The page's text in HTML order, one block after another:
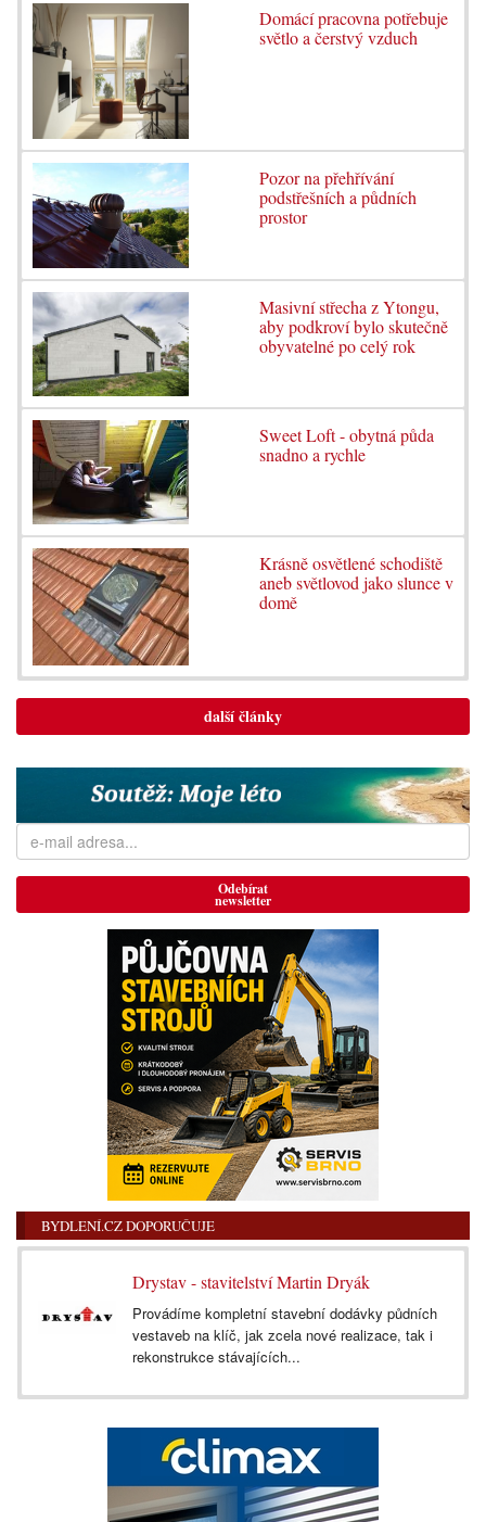
Domácí pracovna potřebuje
světlo a čerstvý vzduch
Pozor na přehřívání
podstřešních a půdních
prostor
Masivní střecha z Ytongu,
aby podkroví bylo skutečně
obyvatelné po celý rok
Sweet Loft - obytná půda
snadno a rychle
Krásně osvětlené schodiště
aneb světlovod jako slunce v
domě
další články
Odebírat
newsletter
BYDLENÍ.CZ DOPORUČUJE
Drystav - stavitelství Martin Dryák
Provádíme kompletní stavební dodávky půdních
vestaveb na klíč, jak zcela nové realizace, tak i
rekonstrukce stávajících...